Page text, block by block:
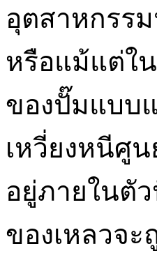
อุตสาหกรร
หรือแม้แต่ใ
ของปั๊มแบบ
เหวี่ยงหนีศู
อยู่ภายในตั
ของเหลวจ